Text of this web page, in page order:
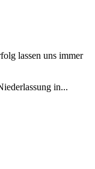
lassen uns immer
in...